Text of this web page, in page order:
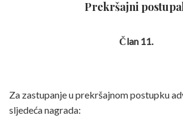
Prekršajni
Član 11.
Za zastupanje u prekršajnom postupku
sljedeća nagrada: